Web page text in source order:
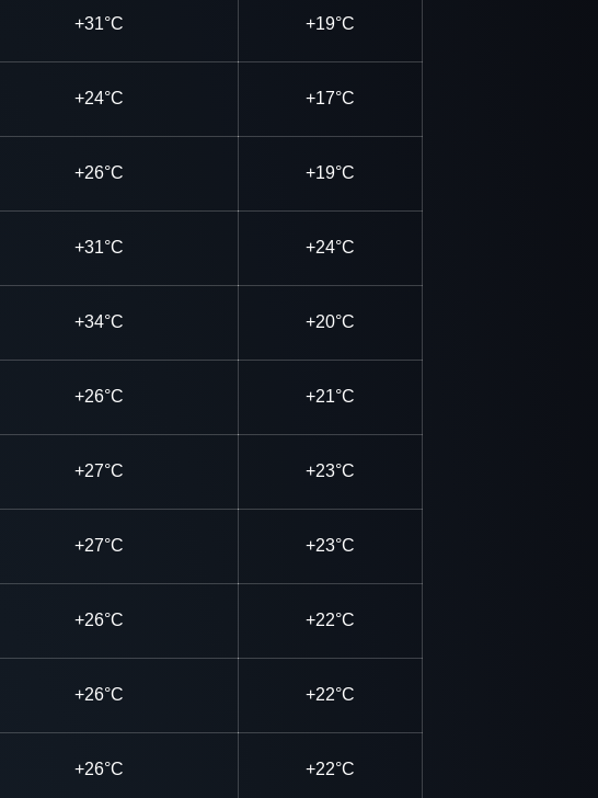
+31°C +19°C
+24°C +17°C
+26°C +19°C
+31°C +24°C
+34°C +20°C
+26°C +21°C
+27°C +23°C
+27°C +23°C
+26°C +22°C
+26°C +22°C
+26°C +22°C